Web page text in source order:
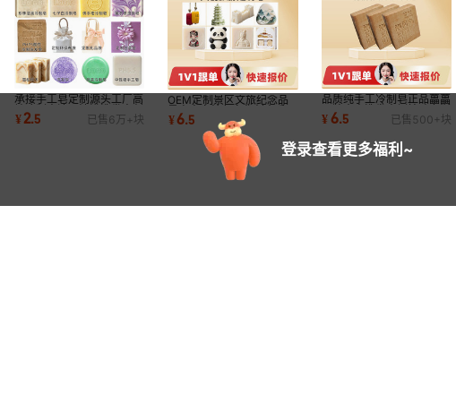
承接手工皂定制源头工厂高
端冷制皂洁面沐浴洗发皂创
意伴手礼soap
¥2.5 已售 6万+ 块
OEM定制景区文旅纪念品
景点人文特色文化创意手工
皂伴手礼冷制皂
¥6.5
品质纯手工冷制皂正品藟藟
品牌古方洗发皂侧柏叶乌斯
曼头皮屑推荐
¥6.5 已售 500+ 块
登录查看更多福利~